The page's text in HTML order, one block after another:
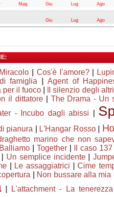
Mag Giu Lug
Ago
Giu
Lug Ago
| Cos'è l'amore?|
famiglia
Agent of
per il fuoco
Il silenzio degli altri
il dittatore| The Drama - Un
- Incubo dagli abissi
pianura L'Hangar Rosso|
marino che non
|Together Il caso 137
Un semplice incidente|
| Le assaggiatrici |Cime
Non bussare alla mia
| L'attachment - La tenerezza